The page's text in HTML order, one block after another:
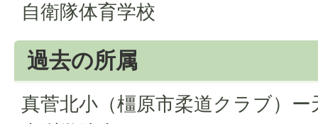
自衛隊体育学校
過去の所属
真菅北小（橿原市柔道クラブ）